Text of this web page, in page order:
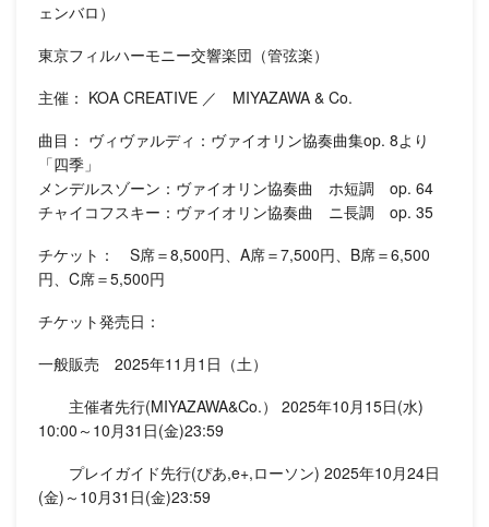
ェンバロ）
東京フィルハーモニー交響楽団（管弦楽）
主催： KOA CREATIVE ／ MIYAZAWA & Co.
曲目： ヴィヴァルディ：ヴァイオリン協奏曲集op. 8より
「四季」
メンデルスゾーン：ヴァイオリン協奏曲 ホ短調 op. 64
チャイコフスキー：ヴァイオリン協奏曲 ニ長調 op. 35
チケット： S席＝8,500円、A席＝7,500円、B席＝6,500
円、C席＝5,500円
チケット発売日：
一般販売 2025年11月1日（土）
主催者先行(MIYAZAWA&Co.） 2025年10月15日(水)
10:00～10月31日(金)23:59
プレイガイド先行(ぴあ,e+,ローソン) 2025年10月24日
(金)～10月31日(金)23:59